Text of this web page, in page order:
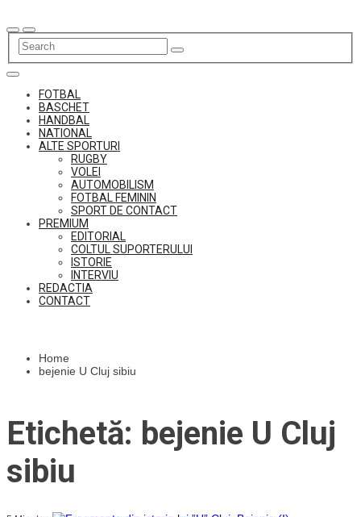
to
content
FOTBAL
BASCHET
HANDBAL
NATIONAL
ALTE SPORTURI
RUGBY
VOLEI
AUTOMOBILISM
FOTBAL FEMININ
SPORT DE CONTACT
PREMIUM
EDITORIAL
COLTUL SUPORTERULUI
ISTORIE
INTERVIU
REDACTIA
CONTACT
Home
bejenie U Cluj sibiu
Etichetă: bejenie U Cluj
sibiu